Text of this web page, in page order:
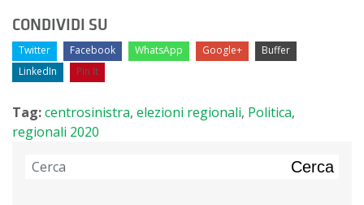
CONDIVIDI SU
Twitter Facebook WhatsApp Google+
Buffer
LinkedIn
Pin It
Tag:centrosinistra, elezioni regionali, Politica,
regionali 2020
Cerca